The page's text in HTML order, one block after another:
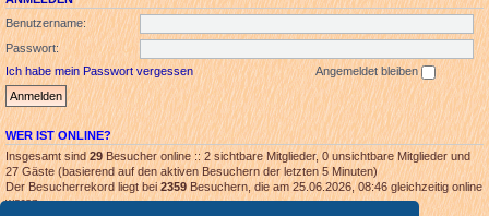
Benutzername:
Passwort:
Ich habe mein Passwort vergessen
Angemeldet bleiben
WER IST ONLINE?
Insgesamt sind29Besucher online :: 2 sichtbare Mitglieder, 0 unsichtbare Mitglieder und
27 Gäste (basierend auf den aktiven Besuchern der letzten 5 Minuten)
Der Besucherrekord liegt bei2359Besuchern, die am 25.06.2026, 08:46 gleichzeitig online
waren.